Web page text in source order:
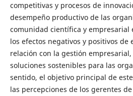
competitivas y procesos de
desempeño productivo de las
comunidad científica y empresarial
los efectos negativos y positivos de
relación con la gestión
soluciones sostenibles para las
sentido, el objetivo principal de
las percepciones de los gerentes